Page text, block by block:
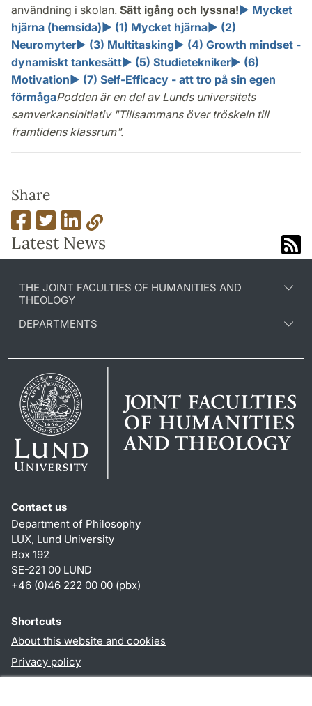
användning i skolan. Sätt igång och lyssna!► Mycket
hjärna (hemsida)► (1) Mycket hjärna► (2)
Neuromyter► (3) Multitasking► (4) Growth mindset -
dynamiskt tankesätt► (5) Studietekniker► (6)
Motivation► (7) Self-Efficacy - att tro på sin egen
förmågaPodden är en del av Lunds universitets
samverkansinitiativ "Tillsammans över tröskeln till
framtidens klassrum".
Share
Latest News
THE JOINT FACULTIES OF HUMANITIES AND
THEOLOGY
DEPARTMENTS
Contact us
Department of Philosophy
LUX, Lund University
Box 192
SE-221 00 LUND
+46 (0)46 222 00 00 (pbx)
Shortcuts
About this website and cookies
Privacy policy